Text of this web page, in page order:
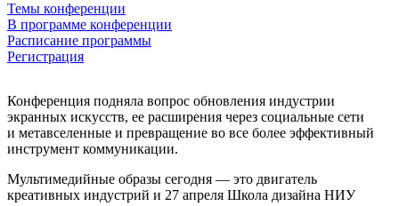
Темы конференции
В программе конференции
Расписание программы
Регистрация
Конференция подняла вопрос обновления индустрии
экранных искусств, ее расширения через социальные сети
и метавселенные и превращение во все более эффективный
инструмент коммуникации.
Мультимедийные образы сегодня — это двигатель
креативных индустрий и 27 апреля Школа дизайна НИУ